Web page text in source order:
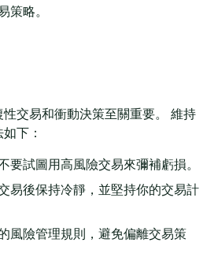
策略。
交易和衝動決策至關重要。 維持
下：
要試圖用高風險交易來彌補虧損。
易後保持冷靜，並堅持你的交易計
風險管理規則，避免偏離交易策